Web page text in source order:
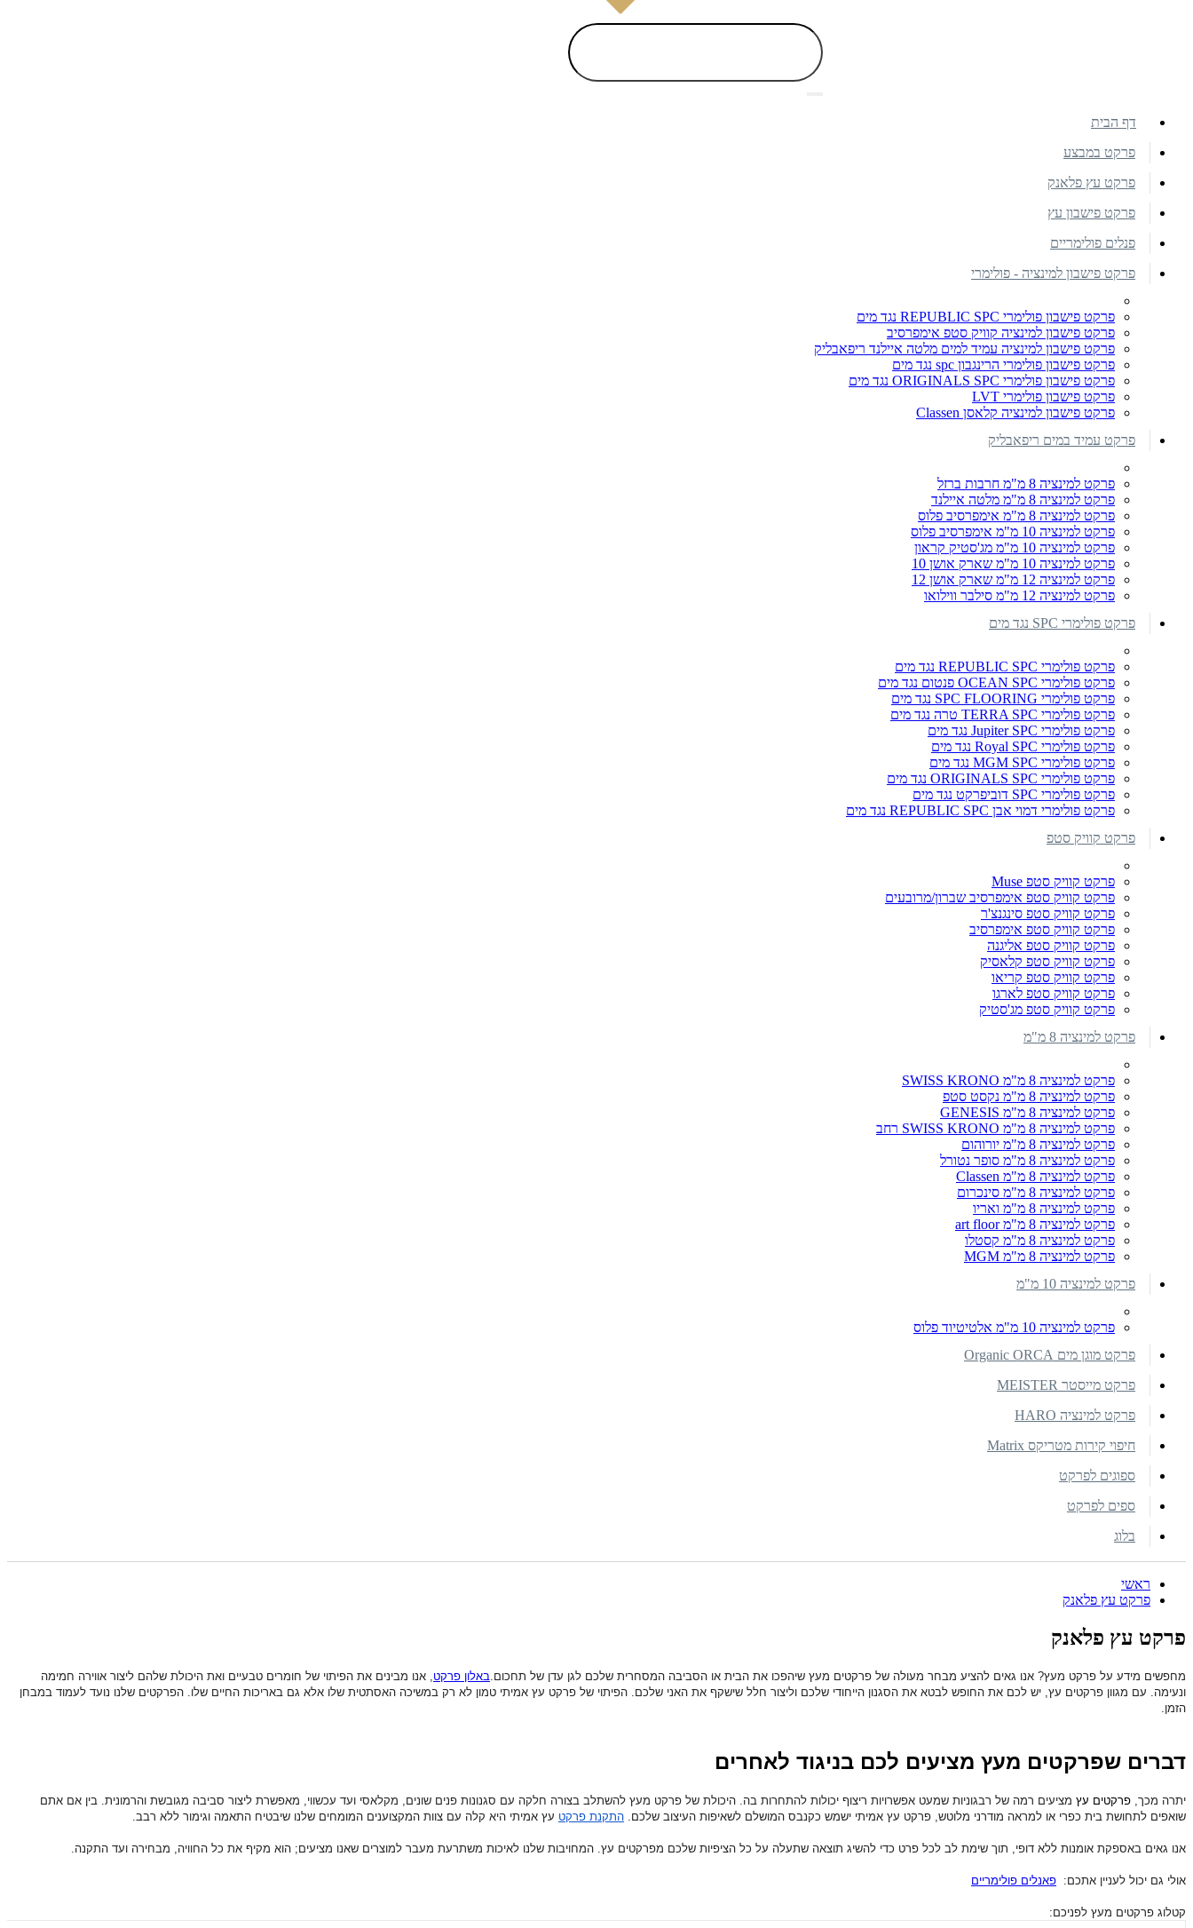
דף הבית
פרקט במבצע
פרקט עץ פלאנק
פרקט פישבון עץ
פנלים פולימריים
פרקט פישבון למינציה - פולימרי
פרקט פישבון פולימרי REPUBLIC SPC נגד מים
פרקט פישבון למינציה קוויק סטפ אימפרסיב
פרקט פישבון למינציה עמיד למים מלטה איילנד ריפאבליק
פרקט פישבון פולימרי הרינגבון spc נגד מים
פרקט פישבון פולימרי ORIGINALS SPC נגד מים
פרקט פישבון פולימרי LVT
פרקט פישבון למינציה קלאסן Classen
פרקט עמיד במים ריפאבליק
פרקט למינציה 8 מ"מ חרבות ברזל
פרקט למינציה 8 מ"מ מלטה איילנד
פרקט למינציה 8 מ"מ אימפרסיב פלוס
פרקט למינציה 10 מ"מ אימפרסיב פלוס
פרקט למינציה 10 מ"מ מג'סטיק קראון
פרקט למינציה 10 מ"מ שארק אושן 10
פרקט למינציה 12 מ"מ שארק אושן 12
פרקט למינציה 12 מ"מ סילבר ווילואו
פרקט פולימרי SPC נגד מים
פרקט פולימרי REPUBLIC SPC נגד מים
פרקט פולימרי OCEAN SPC פנטום נגד מים
פרקט פולימרי SPC FLOORING נגד מים
פרקט פולימרי TERRA SPC טרה נגד מים
פרקט פולימרי Jupiter SPC נגד מים
פרקט פולימרי Royal SPC נגד מים
פרקט פולימרי MGM SPC נגד מים
פרקט פולימרי ORIGINALS SPC נגד מים
פרקט פולימרי SPC דוביפרקט נגד מים
פרקט פולימרי דמוי אבן REPUBLIC SPC נגד מים
פרקט קוויק סטפ
פרקט קוויק סטפ Muse
פרקט קוויק סטפ אימפרסיב שברון/מרובעים
פרקט קוויק סטפ סינגנצ'ר
פרקט קוויק סטפ אימפרסיב
פרקט קוויק סטפ אליגנה
פרקט קוויק סטפ קלאסיק
פרקט קוויק סטפ קריאו
פרקט קוויק סטפ לארגו
פרקט קוויק סטפ מג'סטיק
פרקט למינציה 8 מ"מ
פרקט למינציה 8 מ"מ SWISS KRONO
פרקט למינציה 8 מ"מ נקסט סטפ
פרקט למינציה 8 מ"מ GENESIS
פרקט למינציה 8 מ"מ SWISS KRONO רחב
פרקט למינציה 8 מ"מ יורוהום
פרקט למינציה 8 מ"מ סופר נטורל
פרקט למינציה 8 מ"מ Classen
פרקט למינציה 8 מ"מ סינכרום
פרקט למינציה 8 מ"מ ואריו
פרקט למינציה 8 מ"מ art floor
פרקט למינציה 8 מ"מ קסטלו
פרקט למינציה 8 מ"מ MGM
פרקט למינציה 10 מ"מ
פרקט למינציה 10 מ"מ אלטיטיוד פלוס
פרקט מוגן מים Organic ORCA
פרקט מייסטר MEISTER
פרקט למינציה HARO
חיפוי קירות מטריקס Matrix
ספוגים לפרקט
ספים לפרקט
בלוג
ראשי
פרקט עץ פלאנק
פרקט עץ פלאנק
מחפשים מידע על פרקט מעץ? אנו גאים להציע מבחר מעולה של פרקטים מעץ שיהפכו את הבית או הסביבה המסחרית שלכם לגן עדן של תחכום. באלון פרקט , אנו מבינים את הפיתוי של חומרים טבעיים ואת היכולת שלהם ליצור אווירה חמימה
ונעימה. עם מגוון פרקטים עץ, יש לכם את החופש לבטא את הסגנון הייחודי שלכם וליצור חלל שישקף את האני שלכם. הפיתוי של פרקט עץ אמיתי טמון לא רק במשיכה האסתטית שלו אלא גם באריכות החיים שלו. הפרקטים שלנו נועד לעמוד במבחן
הזמן.
דברים שפרקטים מעץ מציעים לכם בניגוד לאחרים
יתרה מכך, פרקטים עץ מציעים רמה של רבגוניות שמעט אפשרויות ריצוף יכולות להתחרות בה. היכולת של פרקט מעץ להשתלב בצורה חלקה עם סגנונות פנים שונים, מקלאסי ועד עכשווי, מאפשרת ליצור סביבה מגובשת והרמונית. בין אם אתם
שואפים לתחושת בית כפרי או למראה מודרני מלוטש, פרקט עץ אמיתי ישמש כקנבס המושלם לשאיפות העיצוב שלכם. התקנת פרקט עץ אמיתי היא קלה עם צוות המקצוענים המומחים שלנו שיבטיח התאמה וגימור ללא רבב.
אנו גאים באספקת אומנות ללא דופי, תוך שימת לב לכל פרט כדי להשיג תוצאה שתעלה על כל הציפיות שלכם מפרקטים עץ. המחויבות שלנו לאיכות משתרעת מעבר למוצרים שאנו מציעים; הוא מקיף את כל החוויה, מבחירה ועד התקנה.
אולי גם יכול לעניין אתכם: פאנלים פולימריים
קטלוג פרקטים מעץ לפניכם: